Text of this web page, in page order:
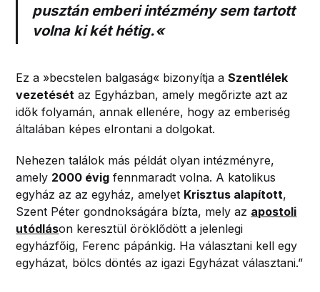
pusztán emberi intézmény sem tartott
volna ki két hétig.«
Ez a »becstelen balgaság« bizonyítja aSzentlélek
vezetését az Egyházban, amely megőrizte azt az
idők folyamán, annak ellenére, hogy az emberiség
általában képes elrontani a dolgokat.
Nehezen találok más példát olyan intézményre,
amely 2000 évig fennmaradt volna. A katolikus
egyház az az egyház, amelyet Krisztus alapított,
Szent Péter gondnokságára bízta, mely az apostoli
utódláson keresztül öröklődött a jelenlegi
egyházfőig, Ferenc pápánkig. Ha választani kell egy
egyházat, bölcs döntés az igazi Egyházat választani.”